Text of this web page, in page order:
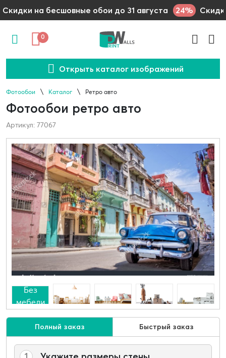
Скидки на бесшовные обои до 31 августа 24%
0
Открыть каталог изображений
Фотообои Каталог Ретро авто
Фотообои ретро авто
Артикул: 77067
Без
мебели
Полный заказ Быстрый заказ